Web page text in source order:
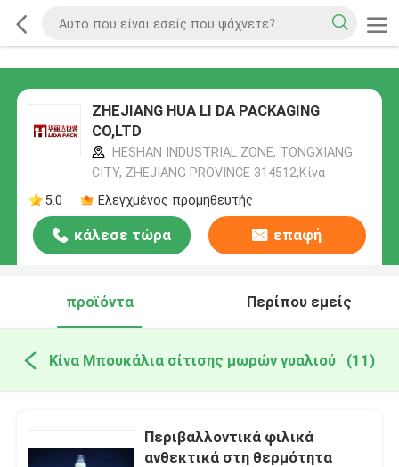
ZHEJIANG HUA LI DA PACKAGING
CO,LTD
HESHAN INDUSTRIAL ZONE, TONGXIANG
CITY, ZHEJIANG PROVINCE 314512,Κίνα
5.0
Ελεγχμένος προμηθευτής
κάλεσε τώρα επαφή
προϊόντα Περίπου εμείς
Κίνα Μπουκάλια σίτισης μωρών γυαλιού (11)
Περιβαλλοντικά φιλικά
ανθεκτικά στη θερμότητα